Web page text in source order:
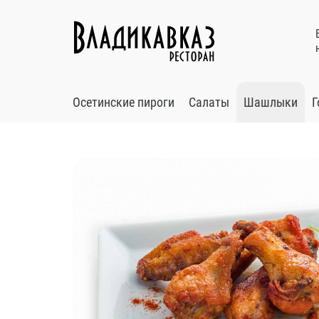
Осетинские пироги Салаты Шашлыки